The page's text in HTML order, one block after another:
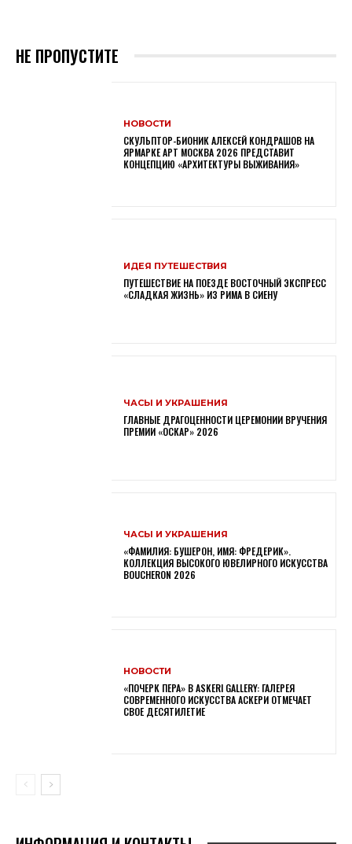
НЕ ПРОПУСТИТЕ
НОВОСТИ
СКУЛЬПТОР-БИОНИК АЛЕКСЕЙ КОНДРАШОВ НА
ЯРМАРКЕ АРТ МОСКВА 2026 ПРЕДСТАВИТ
КОНЦЕПЦИЮ «АРХИТЕКТУРЫ ВЫЖИВАНИЯ»
ИДЕЯ ПУТЕШЕСТВИЯ
ПУТЕШЕСТВИЕ НА ПОЕЗДЕ ВОСТОЧНЫЙ ЭКСПРЕСС
«СЛАДКАЯ ЖИЗНЬ» ИЗ РИМА В СИЕНУ
ЧАСЫ И УКРАШЕНИЯ
ГЛАВНЫЕ ДРАГОЦЕННОСТИ ЦЕРЕМОНИИ ВРУЧЕНИЯ
ПРЕМИИ «ОСКАР» 2026
ЧАСЫ И УКРАШЕНИЯ
«ФАМИЛИЯ: БУШЕРОН, ИМЯ: ФРЕДЕРИК».
КОЛЛЕКЦИЯ ВЫСОКОГО ЮВЕЛИРНОГО ИСКУССТВА
BOUCHERON 2026
НОВОСТИ
«ПОЧЕРК ПЕРА» В ASKERI GALLERY: ГАЛЕРЕЯ
СОВРЕМЕННОГО ИСКУССТВА АСКЕРИ ОТМЕЧАЕТ
СВОЕ ДЕСЯТИЛЕТИЕ